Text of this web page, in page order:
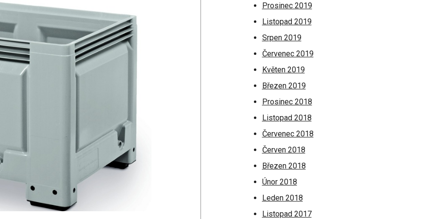
Prosinec 2019
Listopad 2019
Srpen 2019
Červenec 2019
Květen 2019
Březen 2019
Prosinec 2018
Listopad 2018
Červenec 2018
Červen 2018
Březen 2018
Únor 2018
Leden 2018
Listopad 2017